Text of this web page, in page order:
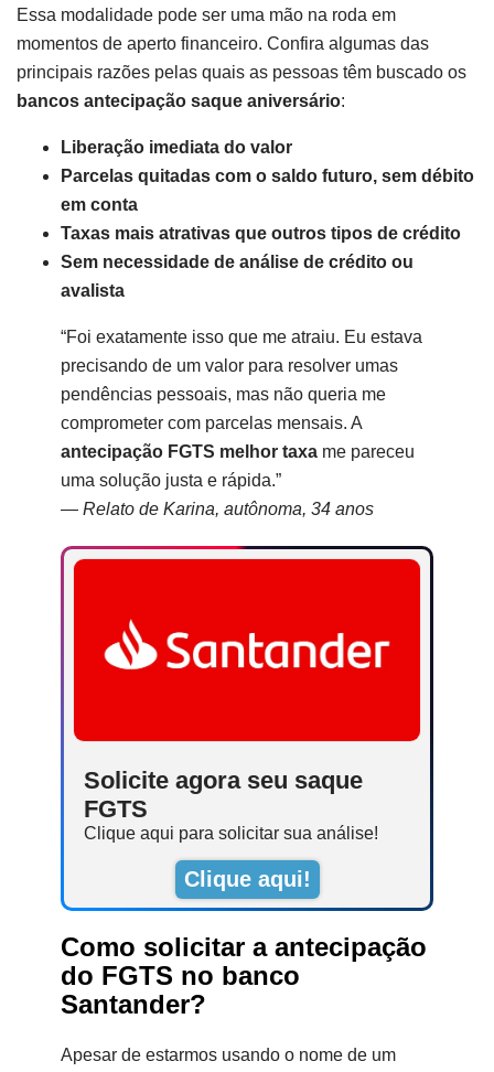
Essa modalidade pode ser uma mão na roda em
momentos de aperto financeiro. Confira algumas das
principais razões pelas quais as pessoas têm buscado os
bancos antecipação saque aniversário:
Liberação imediata do valor
Parcelas quitadas com o saldo futuro, sem débito
em conta
Taxas mais atrativas que outros tipos de crédito
Sem necessidade de análise de crédito ou
avalista
“Foi exatamente isso que me atraiu. Eu estava
precisando de um valor para resolver umas
pendências pessoais, mas não queria me
comprometer com parcelas mensais. A
antecipação FGTS melhor taxa me pareceu
uma solução justa e rápida.”
— Relato de Karina, autônoma, 34 anos
Solicite agora seu saque
FGTS
Clique aqui para solicitar sua análise!
Clique aqui!
Como solicitar a antecipação
do FGTS no banco
Santander?
Apesar de estarmos usando o nome de um